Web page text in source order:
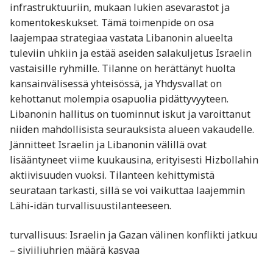
infrastruktuuriin, mukaan lukien asevarastot ja
komentokeskukset. Tämä toimenpide on osa
laajempaa strategiaa vastata Libanonin alueelta
tuleviin uhkiin ja estää aseiden salakuljetus Israelin
vastaisille ryhmille. Tilanne on herättänyt huolta
kansainvälisessä yhteisössä, ja Yhdysvallat on
kehottanut molempia osapuolia pidättyvyyteen.
Libanonin hallitus on tuominnut iskut ja varoittanut
niiden mahdollisista seurauksista alueen vakaudelle.
Jännitteet Israelin ja Libanonin välillä ovat
lisääntyneet viime kuukausina, erityisesti Hizbollahin
aktiivisuuden vuoksi. Tilanteen kehittymistä
seurataan tarkasti, sillä se voi vaikuttaa laajemmin
Lähi-idän turvallisuustilanteeseen.
turvallisuus: Israelin ja Gazan välinen konflikti jatkuu
– siviiliuhrien määrä kasvaa